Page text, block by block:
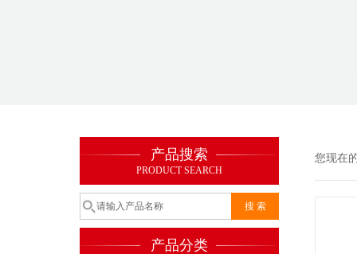
产品搜索
PRODUCT SEARCH
产品分类
您现在